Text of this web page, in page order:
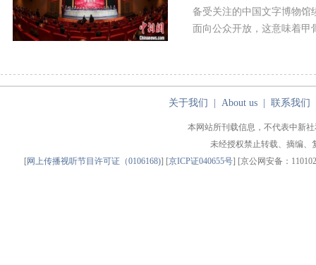
备受关注的中国文字博物馆
面向公众开放，这意味着甲
关于我们 |About us |联系我们
本网站所刊载信息，不代表中新
未经授权禁止转载、摘编、
[网上传播视听节目许可证（0106168)] [京ICP证040655号] [京公网安备：